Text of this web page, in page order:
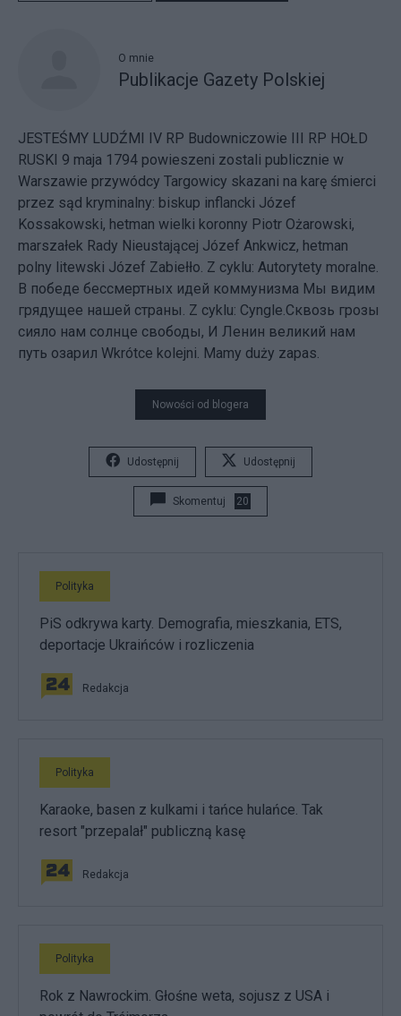
O mnie
Publikacje Gazety Polskiej
JESTEŚMY LUDŹMI IV RP Budowniczowie III RP HOŁD
RUSKI 9 maja 1794 powieszeni zostali publicznie w
Warszawie przywódcy Targowicy skazani na karę śmierci
przez sąd kryminalny: biskup inflancki Józef
Kossakowski, hetman wielki koronny Piotr Ożarowski,
marszałek Rady Nieustającej Józef Ankwicz, hetman
polny litewski Józef Zabiełło. Z cyklu: Autorytety moralne.
В победе бессмертных идей коммунизма Мы видим
грядущее нашей страны. Z cyklu: Cyngle.Сквозь грозы
сияло нам солнце свободы, И Ленин великий нам
путь озарил Wkrótce kolejni. Mamy duży zapas.
Nowości od blogera
Udostępnij Udostępnij
Skomentuj 20
Polityka
PiS odkrywa karty. Demografia, mieszkania, ETS,
deportacje Ukraińców i rozliczenia
Redakcja
Polityka
Karaoke, basen z kulkami i tańce hulańce. Tak
resort "przepalał" publiczną kasę
Redakcja
Polityka
Rok z Nawrockim. Głośne weta, sojusz z USA i